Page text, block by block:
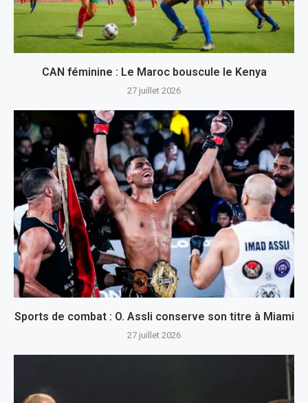
CAN féminine : Le Maroc bouscule le Kenya
27 juillet 2026
Sports de combat : O. Assli conserve son titre à Miami
27 juillet 2026